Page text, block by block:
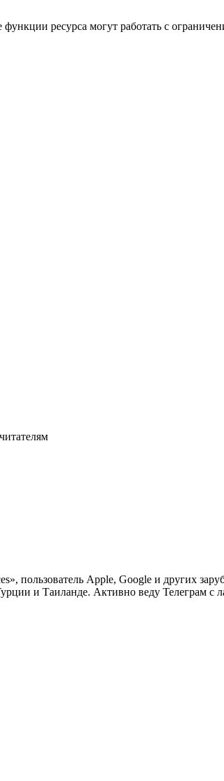
ресурса могут работать с
пользователь Apple, Google и других
и Таиланде. Активно веду Телеграм с